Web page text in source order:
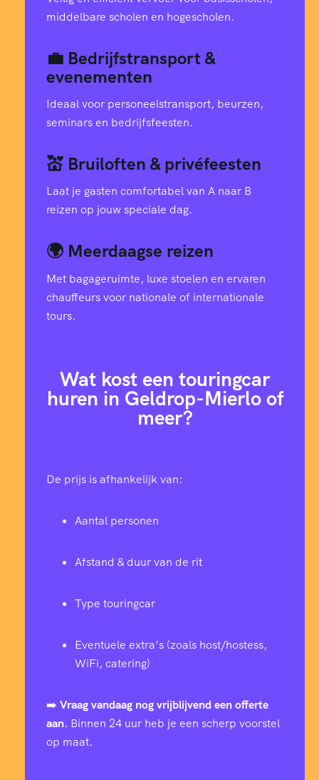
middelbare scholen en hogescholen.
💼 Bedrijfstransport &
evenementen
Ideaal voor personeelstransport, beurzen,
seminars en bedrijfsfeesten.
💒 Bruiloften & privéfeesten
Laat je gasten comfortabel van A naar B
reizen op jouw speciale dag.
🌍 Meerdaagse reizen
Met bagageruimte, luxe stoelen en ervaren
chauffeurs voor nationale of internationale
tours.
Wat kost een touringcar
huren in Geldrop-Mierlo of
meer?
De prijs is afhankelijk van:
Aantal personen
Afstand & duur van de rit
Type touringcar
Eventuele extra’s (zoals host/hostess,
WiFi, catering)
➡️ Vraag vandaag nog vrijblijvend een offerte
aan. Binnen 24 uur heb je een scherp voorstel
op maat.